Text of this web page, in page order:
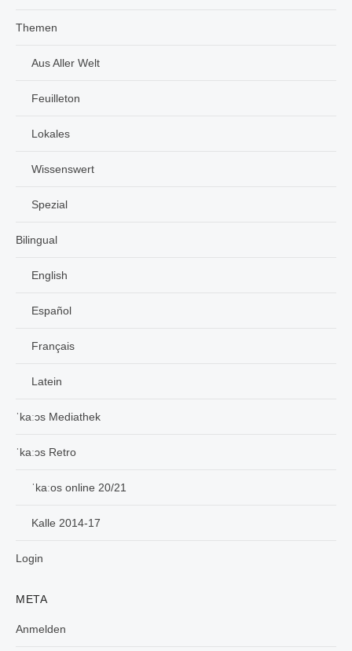
Themen
Aus Aller Welt
Feuilleton
Lokales
Wissenswert
Spezial
Bilingual
English
Español
Français
Latein
ˈkaːɔs Mediathek
ˈkaːɔs Retro
ˈkaːos online 20/21
Kalle 2014-17
Login
META
Anmelden